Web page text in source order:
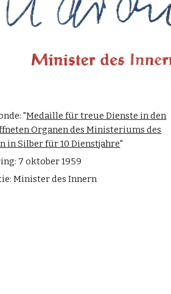
"Medaille für treue Dienste in den
Organen des Ministeriums des
in Silber für 10 Dienstjahre"
7 oktober 1959
Minister des Innern